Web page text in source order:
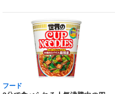
フード